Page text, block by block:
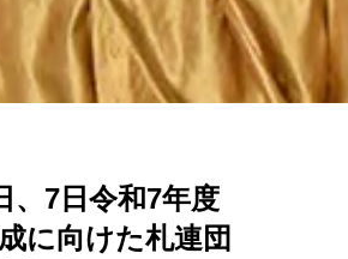
、7日令和7年度
に向けた札連団